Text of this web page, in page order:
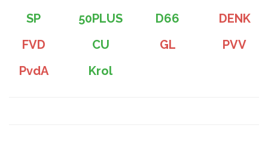
SP
50PLUS D66
DENK
FVD
CU GL
PVV
PvdA
Krol